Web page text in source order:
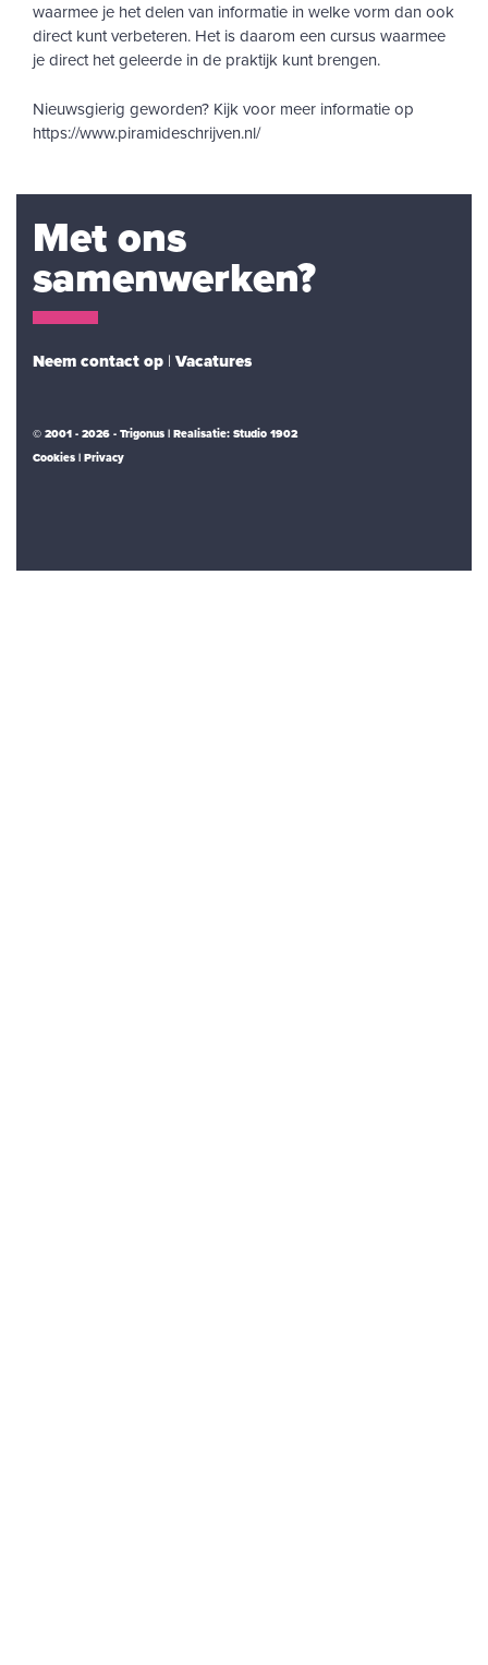
waarmee je het delen van informatie in welke vorm dan ook
direct kunt verbeteren. Het is daarom een cursus waarmee
je direct het geleerde in de praktijk kunt brengen.
Nieuwsgierig geworden? Kijk voor meer informatie op
https://www.piramideschrijven.nl/
Met ons
samenwerken?
Neem contact op |Vacatures
© 2001 - 2026 - Trigonus | Realisatie:Studio 1902
Cookies
Privacy